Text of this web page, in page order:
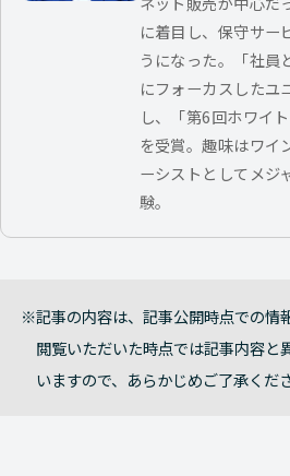
に着目し、保守サー
うになった。「社員
にフォーカスしたユ
し、「第6回ホワイ
を受賞。趣味はワイ
ーシストとしてメジ
験。
記事の内容は、記事公開時点での情
閲覧いただいた時点では記事内容と
いますので、あらかじめご了承くだ